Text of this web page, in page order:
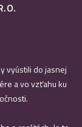
vyústili do jasnej
a vo vzťahu ku